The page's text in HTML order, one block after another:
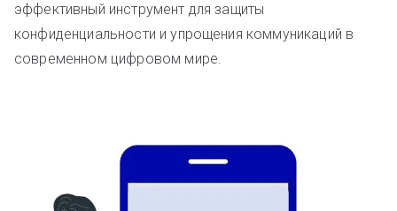
эффективный инструмент для защиты
конфиденциальности и упрощения коммуникаций в
современном цифровом мире.